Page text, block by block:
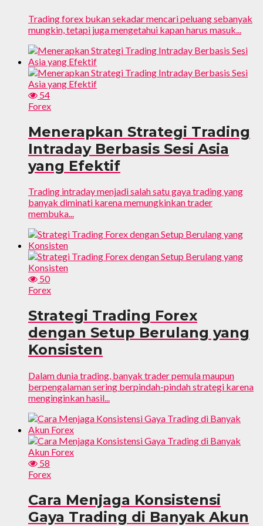
Trading forex bukan sekadar mencari peluang sebanyak
mungkin, tetapi juga mengetahui kapan harus masuk...
54
Forex
Menerapkan Strategi Trading
Intraday Berbasis Sesi Asia
yang Efektif
Trading intraday menjadi salah satu gaya trading yang
banyak diminati karena memungkinkan trader
membuka...
50
Forex
Strategi Trading Forex
dengan Setup Berulang yang
Konsisten
Dalam dunia trading, banyak trader pemula maupun
berpengalaman sering berpindah-pindah strategi karena
menginginkan hasil...
58
Forex
Cara Menjaga Konsistensi
Gaya Trading di Banyak Akun